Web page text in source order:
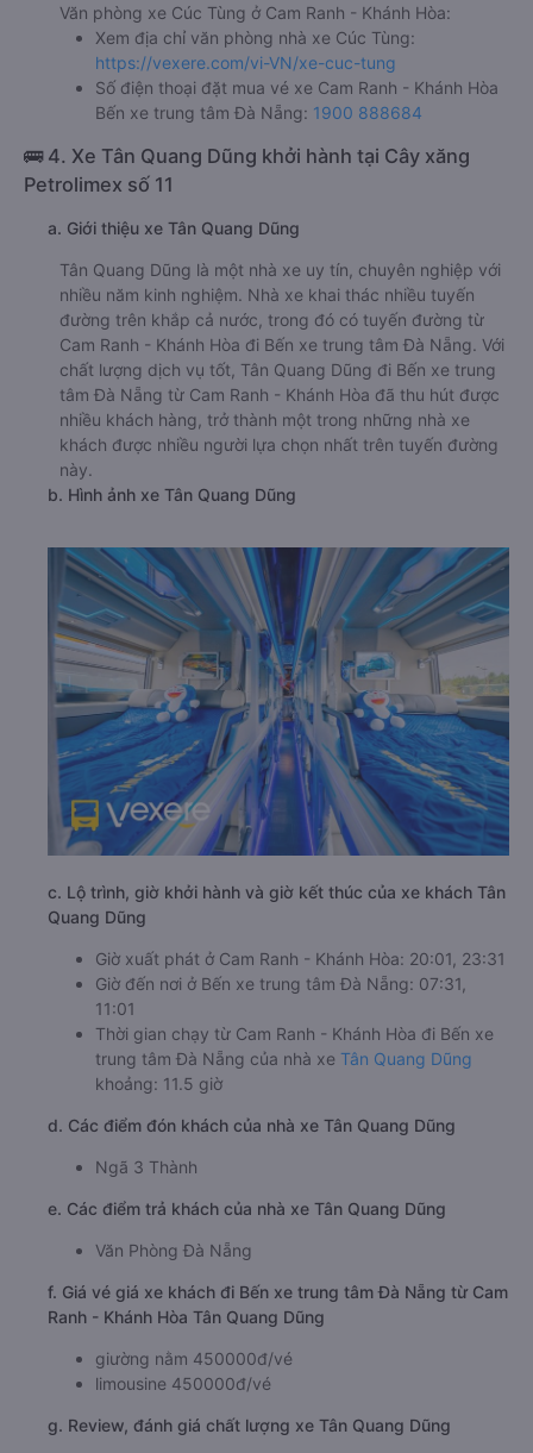
Văn phòng xe Cúc Tùng ở Cam Ranh - Khánh Hòa:
Xem địa chỉ văn phòng nhà xe Cúc Tùng:
https://vexere.com/vi-VN/xe-cuc-tung
Số điện thoại đặt mua vé xe Cam Ranh - Khánh Hòa
Bến xe trung tâm Đà Nẵng: 1900 888684
🚌 4. Xe Tân Quang Dũng khởi hành tại Cây xăng
Petrolimex số 11
a. Giới thiệu xe Tân Quang Dũng
Tân Quang Dũng là một nhà xe uy tín, chuyên nghiệp với
nhiều năm kinh nghiệm. Nhà xe khai thác nhiều tuyến
đường trên khắp cả nước, trong đó có tuyến đường từ
Cam Ranh - Khánh Hòa đi Bến xe trung tâm Đà Nẵng. Với
chất lượng dịch vụ tốt, Tân Quang Dũng đi Bến xe trung
tâm Đà Nẵng từ Cam Ranh - Khánh Hòa đã thu hút được
nhiều khách hàng, trở thành một trong những nhà xe
khách được nhiều người lựa chọn nhất trên tuyến đường
này.
b. Hình ảnh xe Tân Quang Dũng
c. Lộ trình, giờ khởi hành và giờ kết thúc của xe khách Tân
Quang Dũng
Giờ xuất phát ở Cam Ranh - Khánh Hòa: 20:01, 23:31
Giờ đến nơi ở Bến xe trung tâm Đà Nẵng: 07:31,
11:01
Thời gian chạy từ Cam Ranh - Khánh Hòa đi Bến xe
trung tâm Đà Nẵng của nhà xe Tân Quang Dũng
khoảng: 11.5 giờ
d. Các điểm đón khách của nhà xe Tân Quang Dũng
Ngã 3 Thành
e. Các điểm trả khách của nhà xe Tân Quang Dũng
Văn Phòng Đà Nẵng
f. Giá vé giá xe khách đi Bến xe trung tâm Đà Nẵng từ Cam
Ranh - Khánh Hòa Tân Quang Dũng
giường nằm 450000đ/vé
limousine 450000đ/vé
g. Review, đánh giá chất lượng xe Tân Quang Dũng